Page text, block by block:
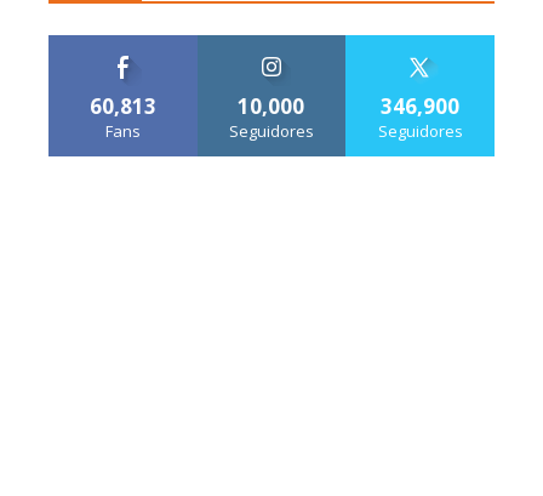
60,813
Fans
10,000
Seguidores
346,900
Seguidores